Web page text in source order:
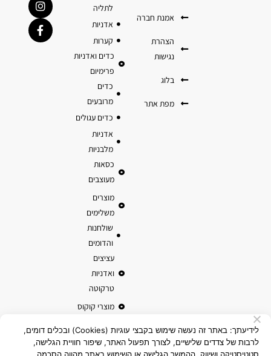
לתליה
אדניות
קערות
כדים ואדניות
פרימיום
כדים
מרובעים
כדים עגולים
אדניות
מלבניות
כסאות
מעוצבים
מוצרים
משלימים
שולחנות
והדומים
עציצים
ואדניות
טרקוטה
מוצרי קוקוס
אמנת חברה
הצהרת
נגישות
בלוג
מפת אתר
לידיעתך: באתר זה נעשה שימוש בקבצי עוגיות (Cookies) ובכלים דומים,
לרבות של צדדים שלישיים, לצורך תפעול האתר, שיפור חוויית הגלישה,